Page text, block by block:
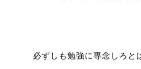
必ずしも勉強に専念しろと